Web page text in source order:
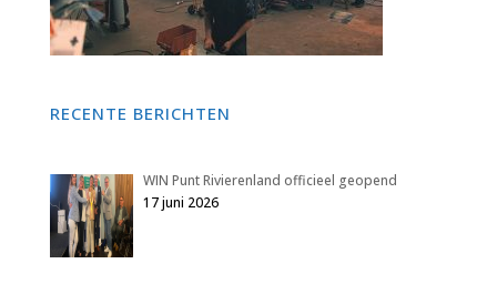
RECENTE BERICHTEN
WIN Punt Rivierenland officieel geopend
17 juni 2026